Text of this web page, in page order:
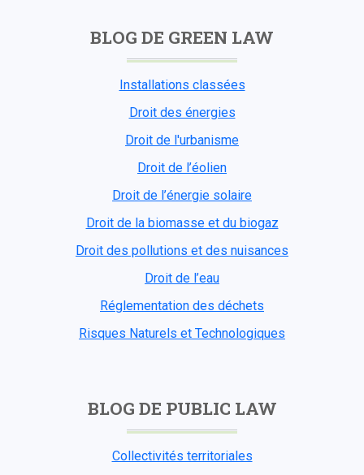
BLOG DE GREEN LAW
Installations classées
Droit des énergies
Droit de l'urbanisme
Droit de l’éolien
Droit de l’énergie solaire
Droit de la biomasse et du biogaz
Droit des pollutions et des nuisances
Droit de l’eau
Réglementation des déchets
Risques Naturels et Technologiques
BLOG DE PUBLIC LAW
Collectivités territoriales